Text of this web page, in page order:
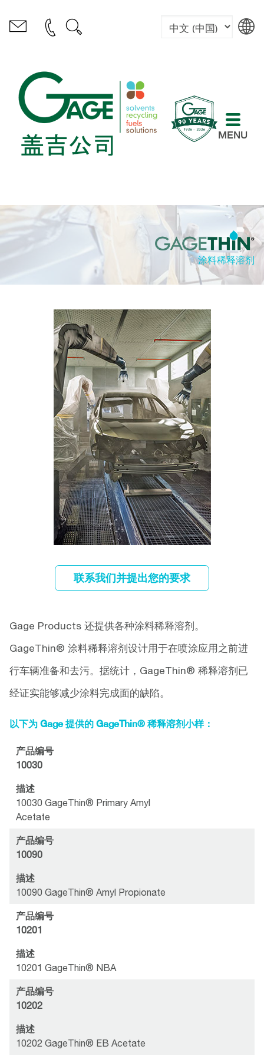
MENU
涂料稀释溶剂
联系我们并提出您的要求
Gage Products 还提供各种涂料稀释溶剂。
GageThin® 涂料稀释溶剂设计用于在喷涂应用之前进
行车辆准备和去污。据统计，GageThin® 稀释溶剂已
经证实能够减少涂料完成面的缺陷。
以下为 Gage 提供的 GageThin® 稀释溶剂小样：
产品编号
10030
描述
10030 GageThin® Primary Amyl
Acetate
产品编号
10090
描述
10090 GageThin® Amyl Propionate
产品编号
10201
描述
10201 GageThin® NBA
产品编号
10202
描述
10202 GageThin® EB Acetate